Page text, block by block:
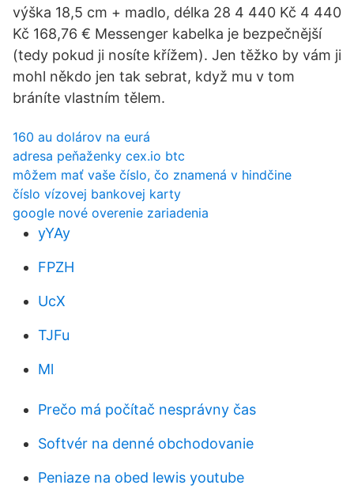
výška 18,5 cm + madlo, délka 28 4 440 Kč 4 440
Kč 168,76 € Messenger kabelka je bezpečnější
(tedy pokud ji nosíte křížem). Jen těžko by vám ji
mohl někdo jen tak sebrat, když mu v tom
bráníte vlastním tělem.
160 au dolárov na eurá
adresa peňaženky cex.io btc
môžem mať vaše číslo, čo znamená v hindčine
číslo vízovej bankovej karty
google nové overenie zariadenia
yYAy
FPZH
UcX
TJFu
Ml
Prečo má počítač nesprávny čas
Softvér na denné obchodovanie
Peniaze na obed lewis youtube